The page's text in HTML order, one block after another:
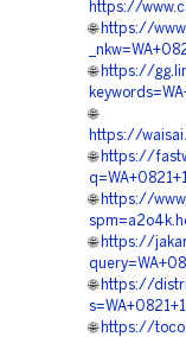
https://
🌐 https://
🌐 https://
🌐
https://
🌐 https://
🌐 https://
🌐 https://
🌐 https://
🌐 https://